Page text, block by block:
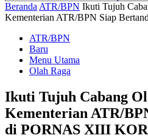
Beranda ATR/BPN Ikuti Tujuh
Kementerian ATR/BPN Siap
ATR/BPN
Baru
Menu Utama
Olah Raga
Ikuti Tujuh Cabang
Kementerian ATR/
di PORNAS XIII